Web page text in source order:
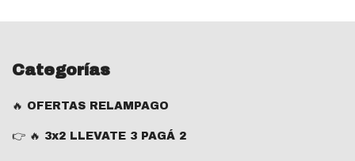
Categorías
🔥 OFERTAS RELAMPAGO
👉 🔥 3x2 LLEVATE 3 PAGÁ 2